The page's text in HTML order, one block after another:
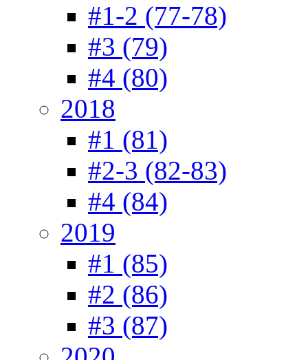
#1-2 (77-78)
#3 (79)
#4 (80)
2018
#1 (81)
#2-3 (82-83)
#4 (84)
2019
#1 (85)
#2 (86)
#3 (87)